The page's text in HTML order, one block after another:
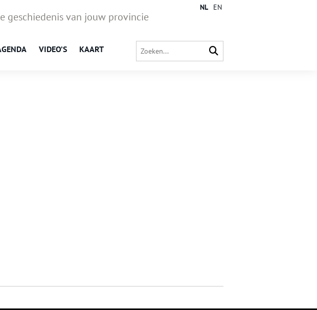
geschiedenis van jouw provincie
VIDEO’S KAART
NL EN